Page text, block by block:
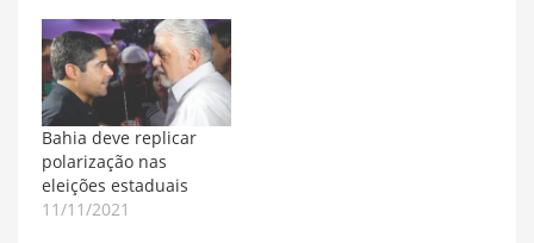
Bahia deve replicar
polarização nas
eleições estaduais
11/11/2021